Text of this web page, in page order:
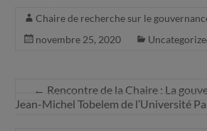
Chaire de recherche sur le
novembre 25, 2020
← Rencontre de la Chaire : La
Jean-Michel Tobelem de l’Université